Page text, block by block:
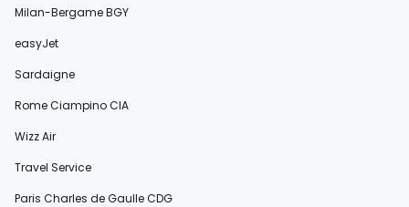
Milan-Bergame BGY
easyJet
Sardaigne
Rome Ciampino CIA
Wizz Air
Travel Service
Paris Charles de Gaulle CDG